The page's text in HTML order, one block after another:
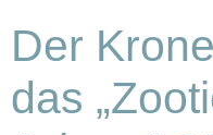
Der
das